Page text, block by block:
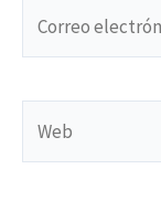
electrónico*